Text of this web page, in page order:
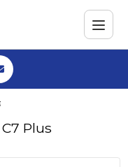
INVICTUS C7 PLUS
Plus